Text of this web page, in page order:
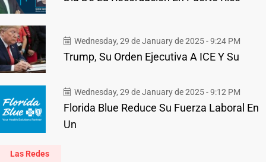
Wednesday, 29 de January de 2025 - 9:24 PM
Trump, Su Orden Ejecutiva A ICE Y Su
Wednesday, 29 de January de 2025 - 9:12 PM
Florida Blue Reduce Su Fuerza Laboral En
Un
Las Redes